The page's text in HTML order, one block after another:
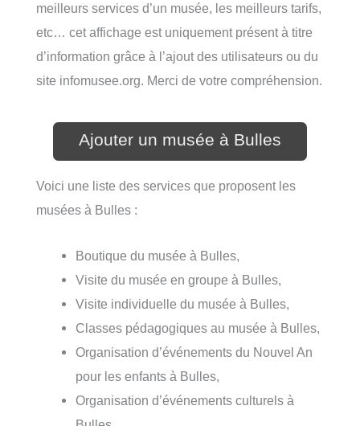
meilleurs services d’un musée, les meilleurs tarifs,
etc… cet affichage est uniquement présent à titre
d’information grâce à l’ajout des utilisateurs ou du
site infomusee.org. Merci de votre compréhension.
Ajouter un musée à Bulles
Voici une liste des services que proposent les
musées à Bulles :
Boutique du musée à Bulles,
Visite du musée en groupe à Bulles,
Visite individuelle du musée à Bulles,
Classes pédagogiques au musée à Bulles,
Organisation d’événements du Nouvel An
pour les enfants à Bulles,
Organisation d’événements culturels à